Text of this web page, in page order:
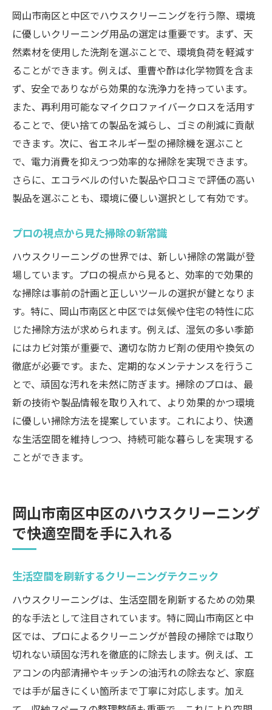
岡山市南区と中区でハウスクリーニングを行う際、環境
に優しいクリーニング用品の選定は重要です。まず、天
然素材を使用した洗剤を選ぶことで、環境負荷を軽減す
ることができます。例えば、重曹や酢は化学物質を含ま
ず、安全でありながら効果的な洗浄力を持っています。
また、再利用可能なマイクロファイバークロスを活用す
ることで、使い捨ての製品を減らし、ゴミの削減に貢献
できます。次に、省エネルギー型の掃除機を選ぶこと
で、電力消費を抑えつつ効率的な掃除を実現できます。
さらに、エコラベルの付いた製品や口コミで評価の高い
製品を選ぶことも、環境に優しい選択として有効です。
プロの視点から見た掃除の新常識
ハウスクリーニングの世界では、新しい掃除の常識が登
場しています。プロの視点から見ると、効率的で効果的
な掃除は事前の計画と正しいツールの選択が鍵となりま
す。特に、岡山市南区と中区では気候や住宅の特性に応
じた掃除方法が求められます。例えば、湿気の多い季節
にはカビ対策が重要で、適切な防カビ剤の使用や換気の
徹底が必要です。また、定期的なメンテナンスを行うこ
とで、頑固な汚れを未然に防ぎます。掃除のプロは、最
新の技術や製品情報を取り入れて、より効果的かつ環境
に優しい掃除方法を提案しています。これにより、快適
な生活空間を維持しつつ、持続可能な暮らしを実現する
ことができます。
岡山市南区中区のハウスクリーニング
で快適空間を手に入れる
生活空間を刷新するクリーニングテクニック
ハウスクリーニングは、生活空間を刷新するための効果
的な手法として注目されています。特に岡山市南区と中
区では、プロによるクリーニングが普段の掃除では取り
切れない頑固な汚れを徹底的に除去します。例えば、エ
アコンの内部清掃やキッチンの油汚れの除去など、家庭
では手が届きにくい箇所まで丁寧に対応します。加え